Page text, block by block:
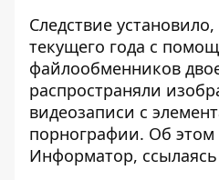
Следствие
текущего года с
файлообменников
распространяли
видеозаписи с
порнографии. Об
Информатор,